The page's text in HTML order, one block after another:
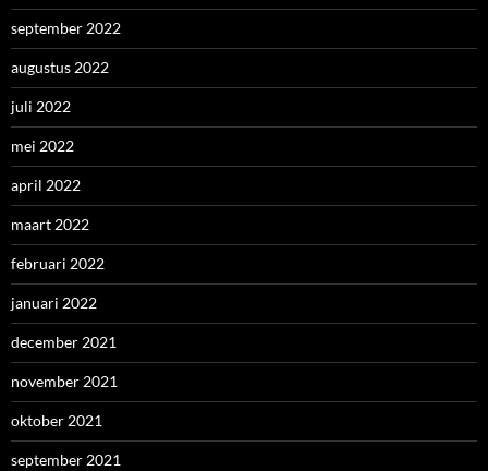
september 2022
augustus 2022
juli 2022
mei 2022
april 2022
maart 2022
februari 2022
januari 2022
december 2021
november 2021
oktober 2021
september 2021